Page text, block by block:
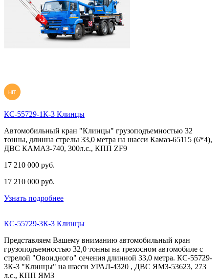
КС-55729-1К-3 Клинцы
Автомобильный кран "Клинцы" грузоподъемностью 32
тонны, длинна стрелы 33,0 метра на шасси Камаз-65115 (6*4),
ДВС КАМАЗ-740, 300л.с., КПП ZF9
17 210 000 pуб.
17 210 000 pуб.
Узнать подробнее
КС-55729-3К-3 Клинцы
Представляем Вашему вниманию автомобильный кран
грузоподъемностью 32,0 тонны на трехосном автомобиле с
стрелой "Овоидного" сечения длинной 33,0 метра. КС-55729-
3К-3 "Клинцы" на шасси УРАЛ-4320 , ДВС ЯМЗ-53623, 273
л.с., КПП ЯМЗ